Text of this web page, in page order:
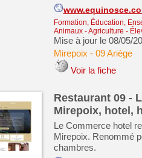
Formation, Éducation,
Animaux - Agriculture -
Mise à jour le 08/05/
Mirepoix - 09 Ariège
Voir la fiche
Restaurant 09 -
Mirepoix, hotel,
Le Commerce hotel
Mirepoix. Renommé
chambres.